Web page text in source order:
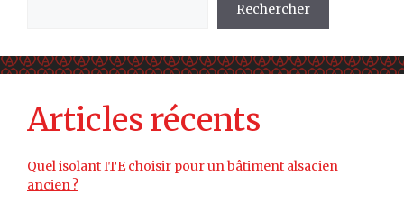
Rechercher
Articles récents
Quel isolant ITE choisir pour un bâtiment alsacien
ancien ?